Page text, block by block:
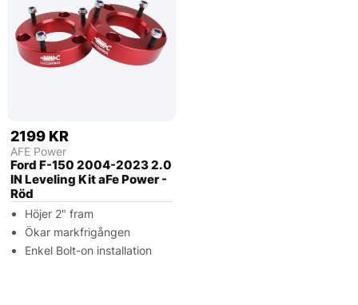
2199 KR
AFE Power
Ford F-150 2004-2023 2.0
IN Leveling Kit aFe Power -
Röd
Höjer 2" fram
Ökar markfrigången
Enkel Bolt-on installation